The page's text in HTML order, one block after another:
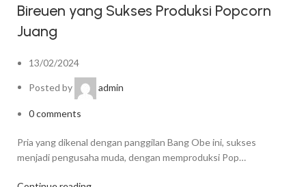
Bireuen yang Sukses Produksi Popcorn
Juang
13/02/2024
Posted by admin
0comments
Pria yang dikenal dengan panggilan Bang Obe ini, sukses
menjadi pengusaha muda, dengan memproduksi Pop…